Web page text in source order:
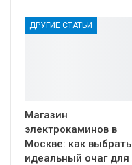
ДРУГИЕ СТАТЬИ
Магазин
электрокаминов в
Москве: как выбрать
идеальный очаг для